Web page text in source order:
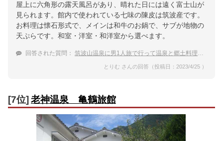
屋上に六角形の露天風呂があり、晴れた日には遠く富士山が
見られます。館内で使われている七味の陳皮は筑波産です。
お料理は懐石形式で、メインは和牛のお鍋で、サブが地物の
天ぷらです。和室・洋室・和洋室から選べます。
回答された質問： 筑波山温泉に男1人旅で行って温泉と郷土料理を格安に楽しめる宿を探してます。
とりむ さんの回答（投稿日：2023/4/25 ）
[7位] 老神温泉 亀鶴旅館